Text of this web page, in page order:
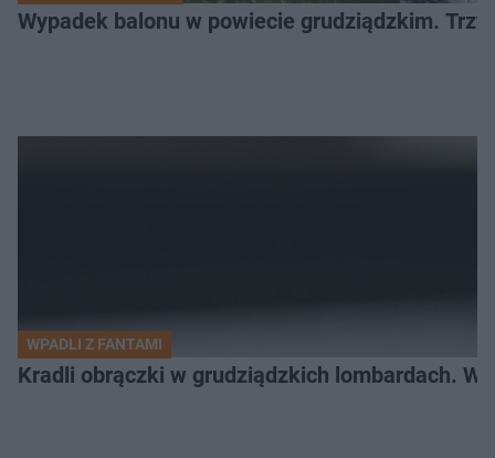
Wypadek balonu w powiecie grudziądzkim.
WPADLI Z FANTAMI
Kradli obrączki w grudziądzkich lombardach.